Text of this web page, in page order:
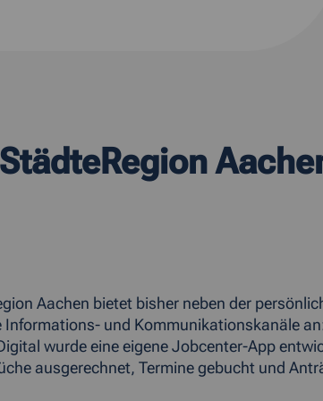
Aachen bietet bisher neben der
Informations- und Kommunikationskanäle
wurde eine eigene Jobcenter-App
ausgerechnet, Termine gebucht und